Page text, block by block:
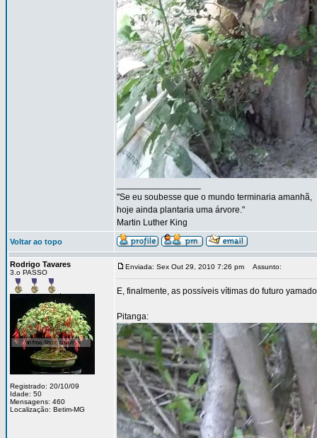
"Se eu soubesse que o mundo terminaria amanhã,
hoje ainda plantaria uma árvore."
Martin Luther King
Voltar ao topo
Rodrigo Tavares
3.o PASSO
Registrado: 20/10/09
Idade: 50
Mensagens: 460
Localização: Betim-MG
Enviada: Sex Out 29, 2010 7:26 pm Assunto:
E, finalmente, as possíveis vítimas do futuro
Pitanga: